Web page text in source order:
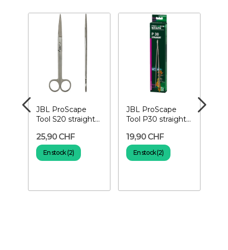
JBL ProScape
Tool S20 straight-
pour plantes
25,90 CHF
En stock (2)
JBL ProScape
Tool P30 straight-
19,90 CHF
En stock (2)